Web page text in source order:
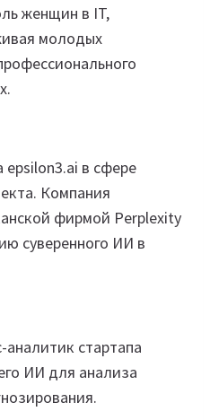
женщин в IT,
молодых
epsilon3.ai в сфере
Компания
фирмой Perplexity
суверенного ИИ в
стартапа
ИИ для анализа